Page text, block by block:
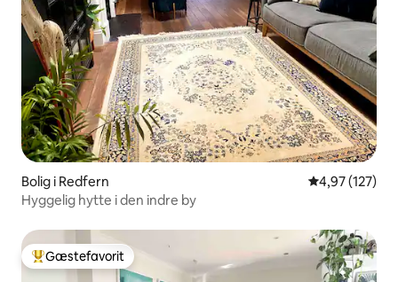
Bolig i Redfern 4,97 ud af 5 i
4,97 (127)
Hyggelig hytte i den indre by
Bedste gæstefavorit
Gæstefavorit